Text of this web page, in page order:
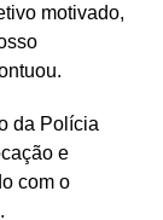
motivado,
da Polícia
e
com o